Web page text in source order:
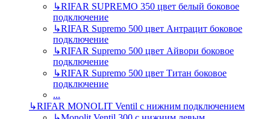
↳RIFAR SUPREMO 350 цвет белый боковое
подключение
↳RIFAR Supremo 500 цвет Антрацит боковое
подключение
↳RIFAR Supremo 500 цвет Айвори боковое
подключение
↳RIFAR Supremo 500 цвет Титан боковое
подключение
...
↳RIFAR MONOLIT Ventil с нижним подключением